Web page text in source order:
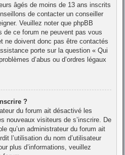
âgés de moins de 13 ans inscrits
de contacter un conseiller
Veuillez noter que phpBB
de ce forum ne peuvent pas vous
ne doivent donc pas être contactés
porte sur la question « Qui
d’abus ou d’ordres légaux
?
du forum ait désactivé les
nouveaux visiteurs de s’inscrire. De
qu’un administrateur du forum ait
l’utilisation du nom d’utilisateur
plus d’informations, veuillez